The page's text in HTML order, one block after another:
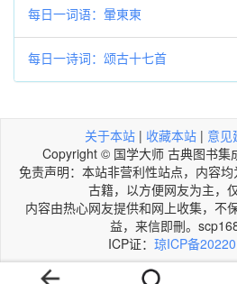
每日一词语：暈東東
每日一诗词：颂古十七首
关于本站 | 收藏本站 | 意见
Copyright © 国学大师 古典图书集
免责声明：本站非营利性站点，内容
古籍，以方便网友为主，
内容由热心网友提供和网上收集，不
益，来信即刪。
ICP证： 琼ICP备